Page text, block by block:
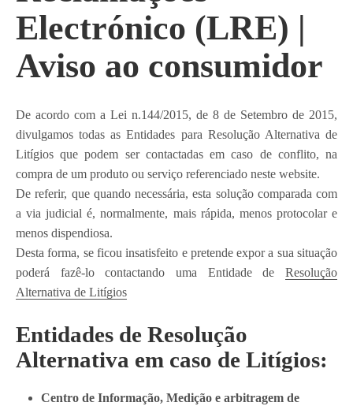
Electrónico (LRE) |
Aviso ao consumidor
De acordo com a Lei n.144/2015, de 8 de Setembro de 2015,
divulgamos todas as Entidades para Resolução Alternativa de
Litígios que podem ser contactadas em caso de conflito, na
compra de um produto ou serviço referenciado neste website.
De referir, que quando necessária, esta solução comparada com
a via judicial é, normalmente, mais rápida, menos protocolar e
menos dispendiosa.
Desta forma, se ficou insatisfeito e pretende expor a sua situação
poderá fazê-lo contactando uma Entidade de Resolução
Alternativa de Litígios
Entidades de Resolução
Alternativa em caso de Litígios:
Centro de Informação, Medição e arbitragem de